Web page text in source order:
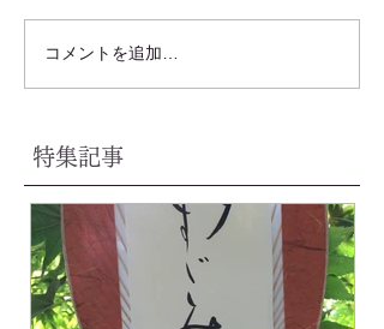
コメントを追加…
特集記事